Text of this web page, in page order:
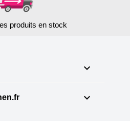
produits en stock

